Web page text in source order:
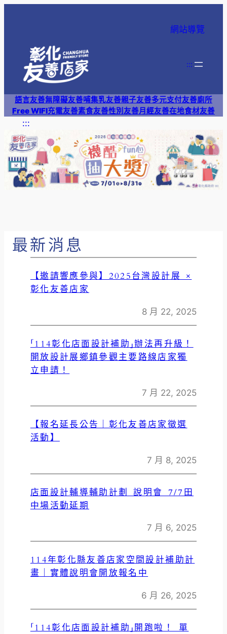
網站導覽
:::
語言友善無障礙友善哺集乳友善親子友善多元支付友善廁所
Free WIFI充電友善素食友善性別友善月經友善在地食材友善
:::
最新消息
【邀請響應參與】2025台灣設計展 ×
彰化友善店家
8 月 22, 2025
「114彰化店面設計補助」辦法再升級！
開放設計展鄉鎮參觀主要路線店家獨
立申請！
7 月 22, 2025
【報名延長公告｜彰化友善店家徵選
活動】
7 月 8, 2025
店面設計輔導輔助計劃 說明會 7/7田
中場活動延期
7 月 6, 2025
114年彰化縣友善店家空間設計補助計
畫｜實體說明會開放報名中
6 月 26, 2025
「114彰化店面設計補助」開跑啦！ 單